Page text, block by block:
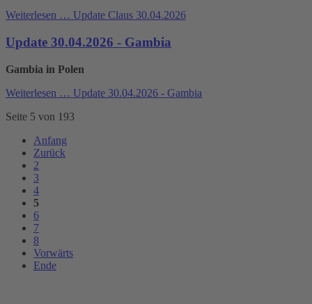
Weiterlesen … Update Claus 30.04.2026
Update 30.04.2026 - Gambia
Gambia in Polen
Weiterlesen … Update 30.04.2026 - Gambia
Seite 5 von 193
Anfang
Zurück
2
3
4
5
6
7
8
Vorwärts
Ende